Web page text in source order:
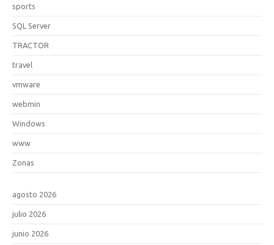
sports
SQL Server
TRACTOR
travel
vmware
webmin
Windows
www
Zonas
agosto 2026
julio 2026
junio 2026